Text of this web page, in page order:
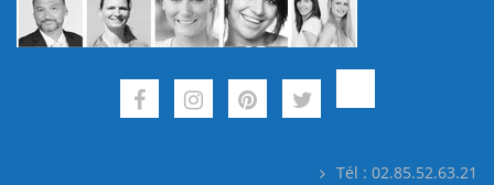
Tél : 02.85.52.63.21